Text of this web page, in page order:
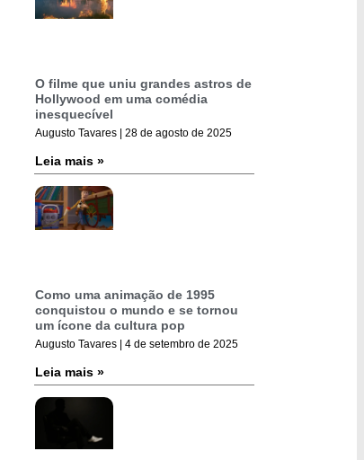
O filme que uniu grandes astros de
Hollywood em uma comédia
inesquecível
Augusto Tavares 28 de agosto de 2025
Leia mais »
Como uma animação de 1995
conquistou o mundo e se tornou
um ícone da cultura pop
Augusto Tavares 4 de setembro de 2025
Leia mais »